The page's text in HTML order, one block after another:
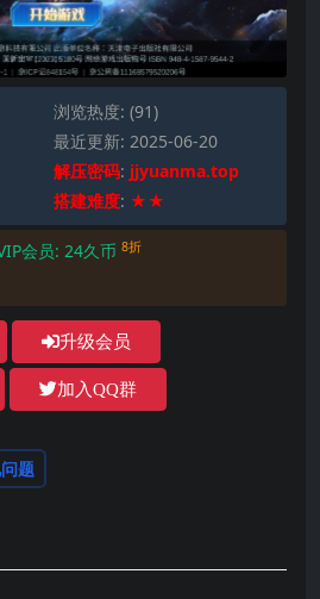
浏览热度: (91)
最近更新: 2025-06-20
解压密码: jjyuanma.top
搭建难度: ★★
会员: 24久币 8折
升级会员
加入QQ群
题